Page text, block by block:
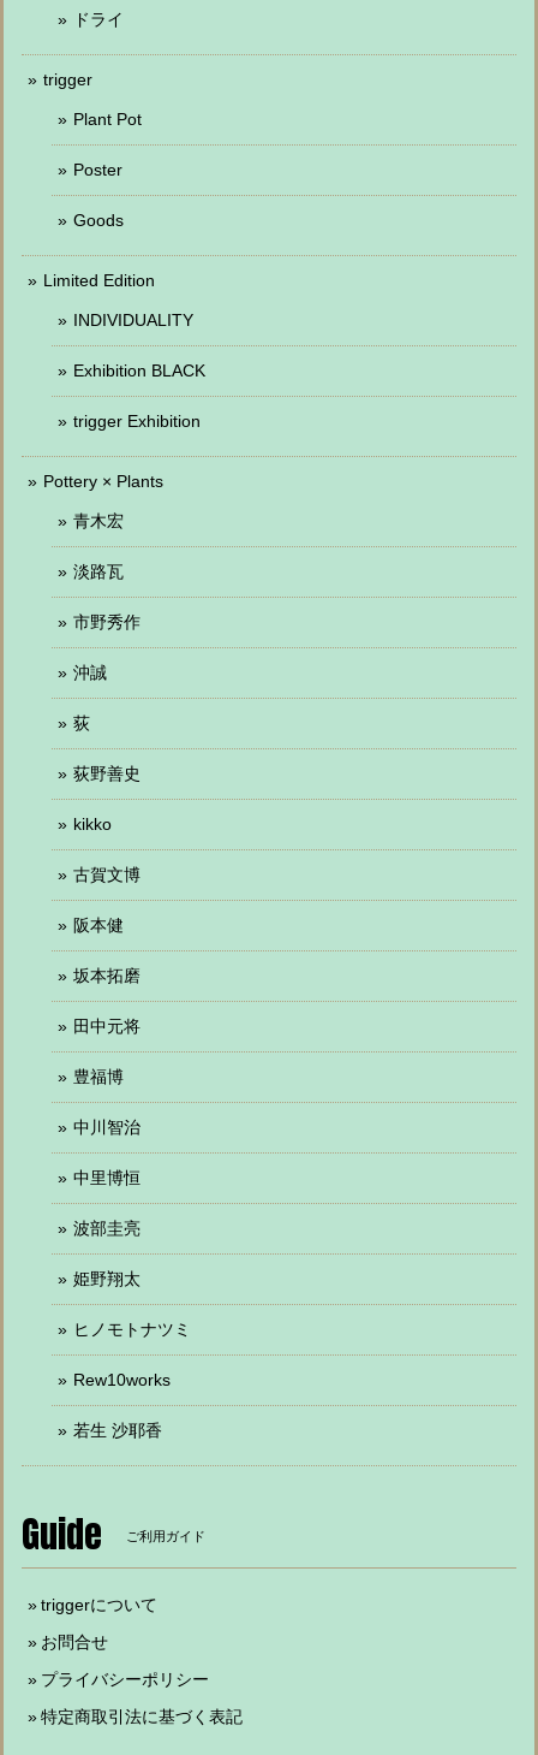
ドライ
trigger
Plant Pot
Poster
Goods
Limited Edition
INDIVIDUALITY
Exhibition BLACK
trigger Exhibition
Pottery × Plants
青木宏
淡路瓦
市野秀作
沖誠
荻
荻野善史
kikko
古賀文博
阪本健
坂本拓磨
田中元将
豊福博
中川智治
中里博恒
波部圭亮
姫野翔太
ヒノモトナツミ
Rew10works
若生 沙耶香
Guide ご利用ガイド
triggerについて
お問合せ
プライバシーポリシー
特定商取引法に基づく表記